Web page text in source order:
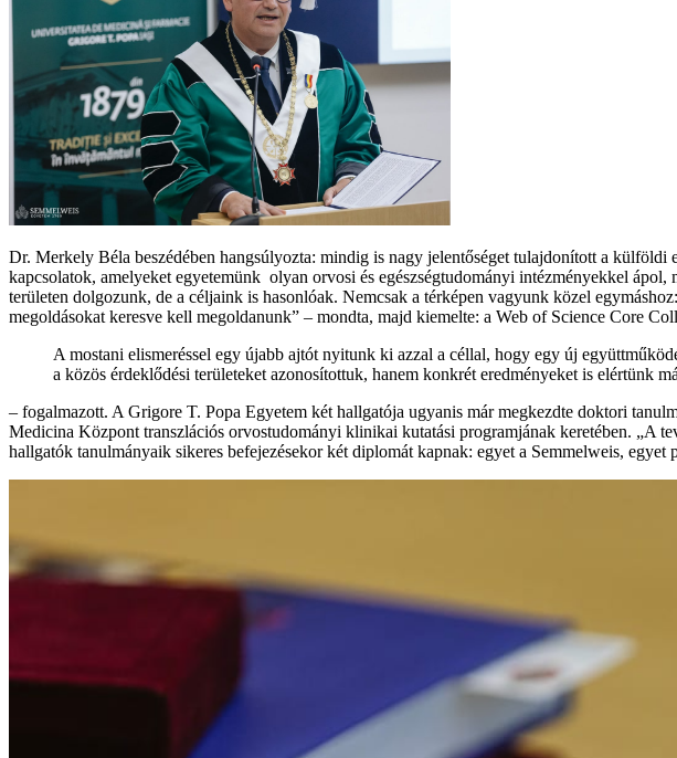
Dr. Merkely Béla beszédében hangsúlyozta: mindig is nagy jelentőséget tulajdonított a
kapcsolatok, amelyeket egyetemünk olyan orvosi és egészségtudományi intézményekkel
területen dolgozunk, de a céljaink is hasonlóak. Nemcsak a térképen vagyunk közel
megoldásokat keresve kell megoldanunk” – mondta, majd kiemelte: a Web of Science Core
A mostani elismeréssel egy újabb ajtót nyitunk ki azzal a céllal, hogy egy új
a közös érdeklődési területeket azonosítottuk, hanem konkrét eredményeket is elértünk
– fogalmazott. A Grigore T. Popa Egyetem két hallgatója ugyanis már megkezdte doktori
Medicina Központ transzlációs orvostudományi klinikai kutatási programjának keretében. „A
hallgatók tanulmányaik sikeres befejezésekor két diplomát kapnak: egyet a Semmelweis,